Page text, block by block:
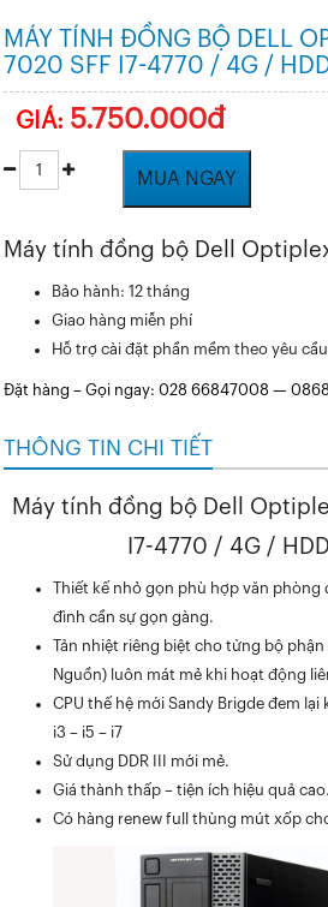
MÁY TÍNH ĐỒNG BỘ DELL
7020 SFF I7-4770 / 4G /
GIÁ: 5.750.000đ
MUA NGAY
Máy tính đồng bộ Dell
Bảo hành: 12 tháng
Giao hàng miễn phí
Hỗ trợ cài đặt phần mềm theo yêu
Đặt hàng – Gọi ngay: 028 66847008 —
THÔNG TIN CHI TIẾT
Máy tính đồng bộ Dell
I7-4770 / 4G /
Thiết kế nhỏ gọn phù hợp văn phòng
đình cần sự gọn gàng.
Tản nhiệt riêng biệt cho từng bộ phận
Nguồn) luôn mát mẻ khi hoạt động
CPU thế hệ mới Sandy Brigde đem
i3 – i5 – i7
Sử dụng DDR III mới mẻ.
Giá thành thấp – tiện ích hiệu quả cao.
Có hàng renew full thùng mút xốp